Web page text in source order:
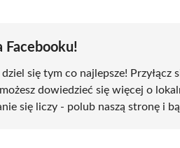
Facebooku!
się tym co najlepsze! Przyłącz
dowiedzieć się więcej o
się liczy - polub naszą stronę i